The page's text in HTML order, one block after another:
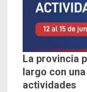
La provincia
largo con
actividades